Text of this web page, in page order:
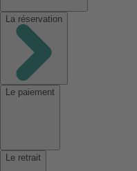
La réservation
Le paiement
Le retrait